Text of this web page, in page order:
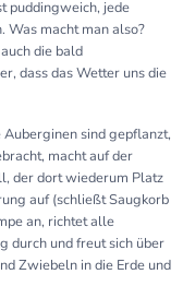
puddingweich, jede
Was macht man also?
die bald
dass das Wetter uns die
sind gepflanzt,
macht auf der
der dort wiederum Platz
auf (schließt Saugkorb
an, richtet alle
durch und freut sich über
Zwiebeln in die Erde und